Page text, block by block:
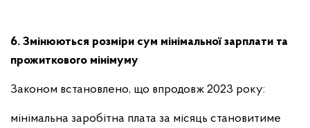
6. Змінюються розміри сум мінімальної зарплати та
прожиткового мінімуму
Законом встановлено, що впродовж 2023 року:
мінімальна заробітна плата за місяць становитиме